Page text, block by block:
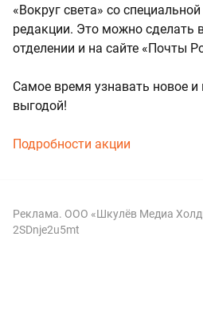
«Вокруг света» со
редакции. Это можно сделать
отделении и на сайте «Почты
Самое время узнавать новое и
выгодой!
Подробности акции
Реклама. ООО «Шкулёв Медиа
2SDnje2u5mt